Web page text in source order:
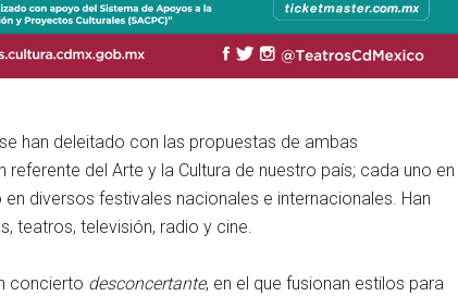
han deleitado con las propuestas de ambas
referente del Arte y la Cultura de nuestro país; cada uno en
diversos festivales nacionales e internacionales. Han
teatros, televisión, radio y cine.
concierto desconcertante, en el que fusionan estilos para